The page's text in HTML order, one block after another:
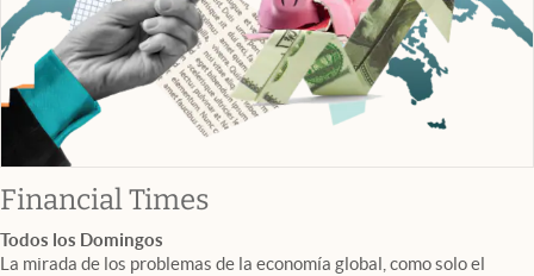
Financial Timesabre en nueva pestaña
Todos los Domingos
La mirada de los problemas de la economía global, como solo el